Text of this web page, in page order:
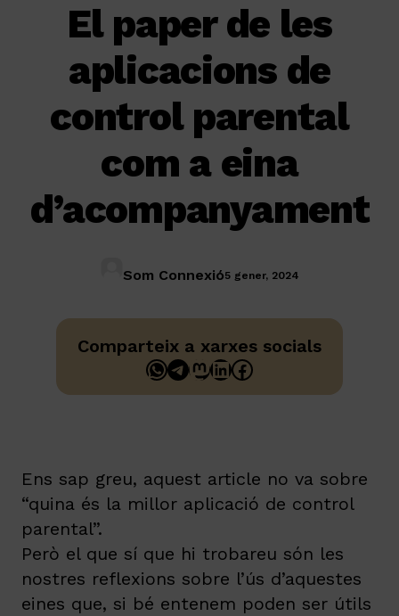
El paper de les
aplicacions de
control parental
com a eina
d’acompanyament
Som Connexió5 gener, 2024
Comparteix a xarxes socials
WhatsApp
Telegram
Mastodon
LinkedIn
Facebook
Ens sap greu, aquest article no va sobre
“quina és la millor aplicació de control
parental”.
Però el que sí que hi trobareu són les
nostres reflexions sobre l’ús d’aquestes
eines que, si bé entenem poden ser útils